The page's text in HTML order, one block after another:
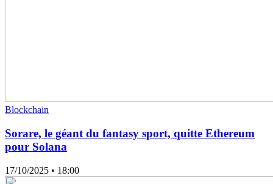
Blockchain
Sorare, le géant du fantasy sport, quitte Ethereum
pour Solana
17/10/2025 • 18:00